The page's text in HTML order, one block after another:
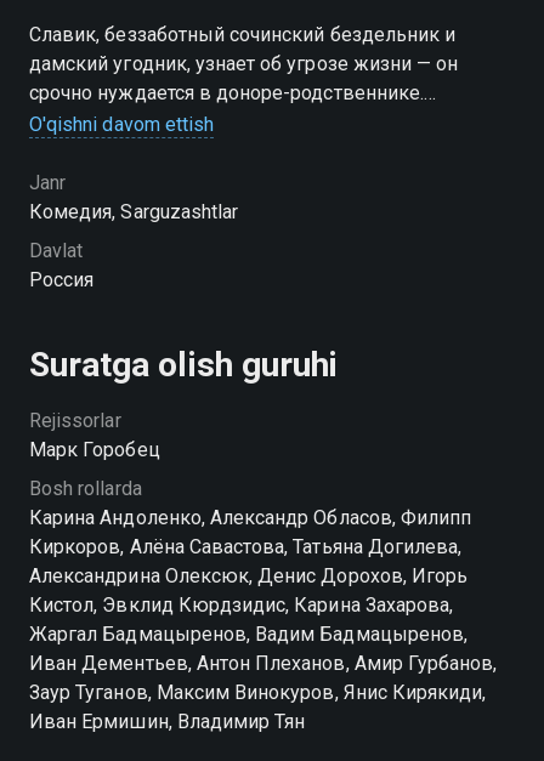
Славик, беззаботный сочинский бездельник и
дамский угодник, узнает об угрозе жизни — он
срочно нуждается в доноре-родственнике.
Единственный вариант — неожиданно нашедшийся
Филипп Киркоров. Славик готов на все ради
встречи с родственником, но даже и представить не
может, к чему приведет его коварный план,
который буквально обернется страшным сном для
которые встретятся на их пути.
O'qishni davom ettish
Janr
Комедия, Sarguzashtlar
Davlat
Россия
Suratga olish guruhi
Rejissorlar
Марк Горобец
Bosh rollarda
Карина Андоленко, Александр Обласов, Филипп
Киркоров, Алёна Савастова, Татьяна Догилева,
Александрина Олексюк, Денис Дорохов, Игорь
Кистол, Эвклид Кюрдзидис, Карина Захарова,
Жаргал Бадмацыренов, Вадим Бадмацыренов,
Иван Дементьев, Антон Плеханов, Амир Гурбанов,
Заур Туганов, Максим Винокуров, Янис Кирякиди,
Иван Ермишин, Владимир Тян